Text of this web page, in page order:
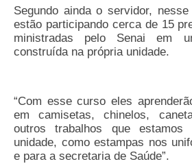
Fale Conosco
Permutas Disponíveis
Segundo ainda o servidor,
estão participando cerca de 15
ministradas pelo Senai em
construída na própria unidade.
“Com esse curso eles
em camisetas, chinelos,
outros trabalhos que estamos
unidade, como estampas nos
e para a secretaria de Saúde”.